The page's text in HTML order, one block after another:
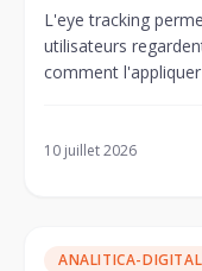
L'eye tracking
utilisateurs
comment
10 juillet 2026
ANALITICA-DIGITAL